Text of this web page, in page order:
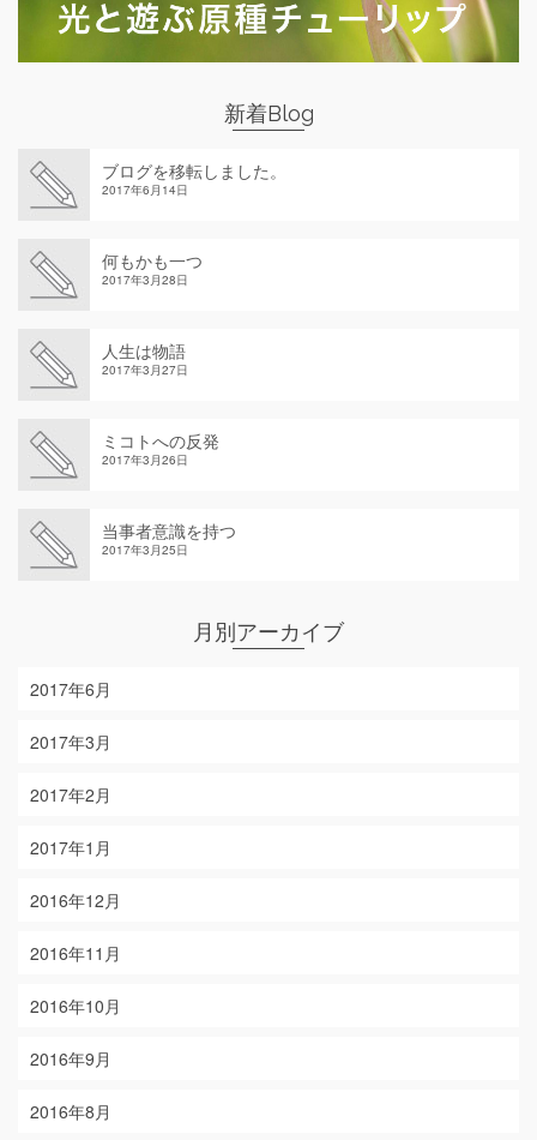
新着Blog
ブログを移転しました。
2017年6月14日
何もかも一つ
2017年3月28日
人生は物語
2017年3月27日
ミコトへの反発
2017年3月26日
当事者意識を持つ
2017年3月25日
月別アーカイブ
2017年6月
2017年3月
2017年2月
2017年1月
2016年12月
2016年11月
2016年10月
2016年9月
2016年8月